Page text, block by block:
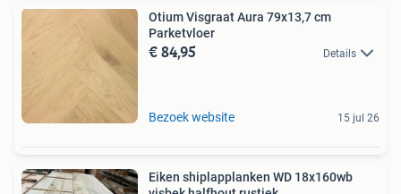
Otium Visgraat Aura 79x13,7 cm
Parketvloer
€ 84,95 Details
Bezoek website 15 jul 26
Eiken shiplapplanken WD 18x160wb